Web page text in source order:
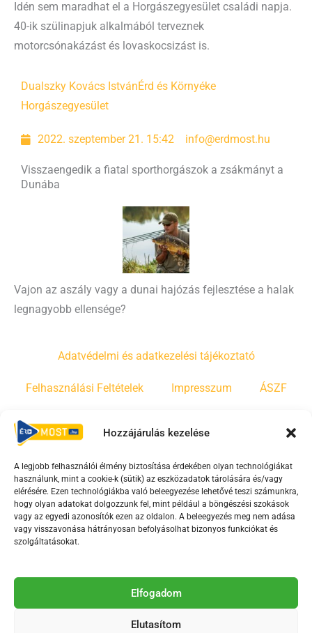
Hozzájárulás kezelése
A legjobb felhasználói élmény biztosítása érdekében olyan technológiákat
használunk, mint a cookie-k (sütik) az eszközadatok tárolására és/vagy
elérésére. Ezen technológiákba való beleegyezése lehetővé teszi számunkra,
hogy olyan adatokat dolgozzunk fel, mint például a böngészési szokások
vagy az egyedi azonosítók ezen az oldalon. A beleegyezés meg nem adása
vagy visszavonása hátrányosan befolyásolhat bizonyos funkciókat és
szolgáltatásokat.
Elfogadom
Elutasítom
Idén sem maradhat el a Horgászegyesület családi napja.
40-ik szülinapjuk alkalmából terveznek
motorcsónakázást és lovaskocsizást is.
Dualszky Kovács IstvánÉrd és Környéke
Horgászegyesület
2022. szeptember 21. 15:42 info@erdmost.hu
Visszaengedik a fiatal sporthorgászok a zsákmányt a
Dunába
Vajon az aszály vagy a dunai hajózás fejlesztése a halak
legnagyobb ellensége?
Adatvédelmi és adatkezelési tájékoztató
Felhasználási Feltételek Impresszum ÁSZF
Irányelvek
F
a
c
e
b
o
-
Y
o
u
t
u
e
s
T
i
k
t
Az Érd Média médiaszolgáltatási tevékenységét a
Médiatanács a Magyar Média Mecenatúra program